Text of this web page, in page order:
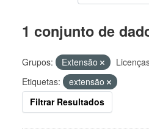
1 conjunto de
Grupos: Extensão
Etiquetas:
extensão
Filtrar Resultados